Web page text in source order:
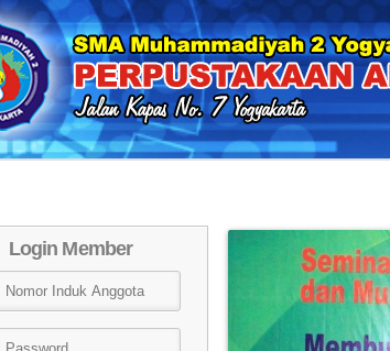
Login Member